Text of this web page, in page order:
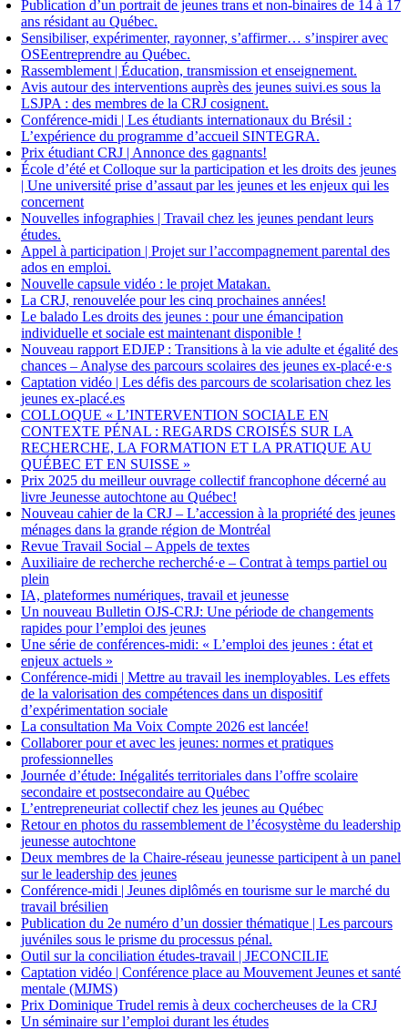
Publication d’un portrait de jeunes trans et non-binaires de 14 à 17
ans résidant au Québec.
Sensibiliser, expérimenter, rayonner, s’affirmer… s’inspirer avec
OSEentreprendre au Québec.
Rassemblement | Éducation, transmission et enseignement.
Avis autour des interventions auprès des jeunes suivi.es sous la
LSJPA : des membres de la CRJ cosignent.
Conférence-midi | Les étudiants internationaux du Brésil :
L’expérience du programme d’accueil SINTEGRA.
Prix étudiant CRJ | Annonce des gagnants!
École d’été et Colloque sur la participation et les droits des jeunes
| Une université prise d’assaut par les jeunes et les enjeux qui les
concernent
Nouvelles infographies | Travail chez les jeunes pendant leurs
études.
Appel à participation | Projet sur l’accompagnement parental des
ados en emploi.
Nouvelle capsule vidéo : le projet Matakan.
La CRJ, renouvelée pour les cinq prochaines années!
Le balado Les droits des jeunes : pour une émancipation
individuelle et sociale est maintenant disponible !
Nouveau rapport EDJEP : Transitions à la vie adulte et égalité des
chances – Analyse des parcours scolaires des jeunes ex-placé·e·s
Captation vidéo | Les défis des parcours de scolarisation chez les
jeunes ex-placé.es
COLLOQUE « L’INTERVENTION SOCIALE EN
CONTEXTE PÉNAL : REGARDS CROISÉS SUR LA
RECHERCHE, LA FORMATION ET LA PRATIQUE AU
QUÉBEC ET EN SUISSE »
Prix 2025 du meilleur ouvrage collectif francophone décerné au
livre Jeunesse autochtone au Québec!
Nouveau cahier de la CRJ – L’accession à la propriété des jeunes
ménages dans la grande région de Montréal
Revue Travail Social – Appels de textes
Auxiliaire de recherche recherché·e – Contrat à temps partiel ou
plein
IA, plateformes numériques, travail et jeunesse
Un nouveau Bulletin OJS-CRJ: Une période de changements
rapides pour l’emploi des jeunes
Une série de conférences-midi: « L’emploi des jeunes : état et
enjeux actuels »
Conférence-midi | Mettre au travail les inemployables. Les effets
de la valorisation des compétences dans un dispositif
d’expérimentation sociale
La consultation Ma Voix Compte 2026 est lancée!
Collaborer pour et avec les jeunes: normes et pratiques
professionnelles
Journée d’étude: Inégalités territoriales dans l’offre scolaire
secondaire et postsecondaire au Québec
L’entrepreneuriat collectif chez les jeunes au Québec
Retour en photos du rassemblement de l’écosystème du leadership
jeunesse autochtone
Deux membres de la Chaire-réseau jeunesse participent à un panel
sur le leadership des jeunes
Conférence-midi | Jeunes diplômés en tourisme sur le marché du
travail brésilien
Publication du 2e numéro d’un dossier thématique | Les parcours
juvéniles sous le prisme du processus pénal.
Outil sur la conciliation études-travail | JECONCILIE
Captation vidéo | Conférence place au Mouvement Jeunes et santé
mentale (MJMS)
Prix Dominique Trudel remis à deux cochercheuses de la CRJ
Un séminaire sur l’emploi durant les études